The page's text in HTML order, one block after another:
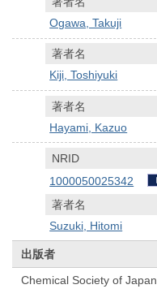
Ogawa, Takuji
著者名
Kiji, Toshiyuki
著者名
Hayami, Kazuo
NRID
1000050025342
著者名
Suzuki, Hitomi
出版者
Chemical Society of Japan